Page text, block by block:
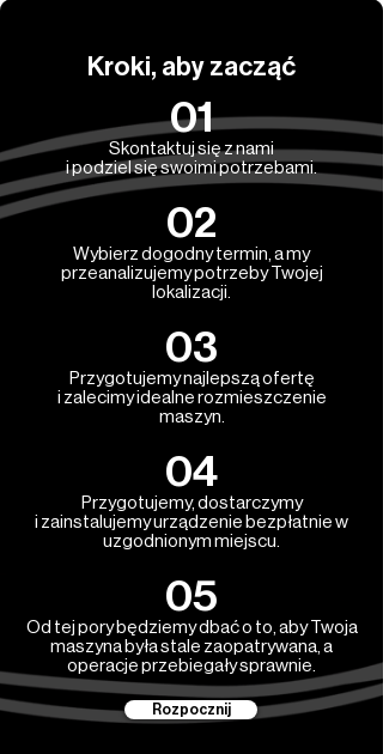
Kroki, aby zacząć
01
Skontaktuj się z nami
i podziel się swoimi potrzebami.
02
Wybierz dogodny termin, a my
przeanalizujemy potrzeby Twojej
lokalizacji.
03
Przygotujemy najlepszą ofertę
i zalecimy idealne rozmieszczenie
maszyn.
04
Przygotujemy, dostarczymy
i zainstalujemy urządzenie bezpłatnie w
uzgodnionym miejscu.
05
Od tej pory będziemy dbać o to, aby Twoja
maszyna była stale zaopatrywana, a
operacje przebiegały sprawnie.
Rozpocznij